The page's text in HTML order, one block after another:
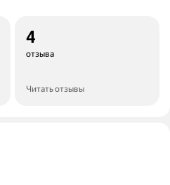
4
отзыва
Читать отзывы